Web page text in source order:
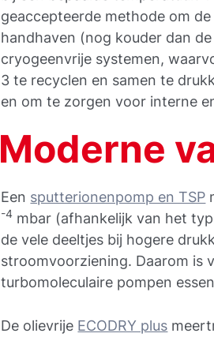
geaccepteerde methode om
handhaven (nog kouder dan
cryogeenvrije systemen,
3 te recyclen en samen te
en om te zorgen voor interne
Moderne
Een sputterionenpomp en TSP
-4 mbar (afhankelijk van het
de vele deeltjes bij hogere
stroomvoorziening. Daarom is
turbomoleculaire pompen
De olievrije ECODRY plus